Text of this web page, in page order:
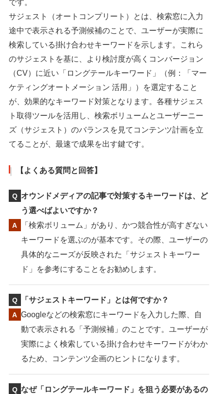
です。
サジェスト（オートコンプリート）とは、検索窓に入力
途中で表示される予測候補のことで、ユーザーが実際に
検索している掛け合わせキーワードを示します。これら
のサジェストを基に、より検討度が高くコンバージョン
（CV）に近い「ロングテールキーワード」（例：「マー
ケティングオートメーション 活用」）を選定すること
が、効果的なキーワード対策となります。各種サジェス
ト取得ツールを活用し、検索ボリュームとユーザーニー
ズ（サジェスト）のバランスを見てコンテンツ計画を立
てることが、最速で成果を出す鍵です。
【よくある質問と回答】
オウンドメディアの記事で対策するキーワードは、ど
う選べばよいですか？
「検索ボリューム」があり、かつ競合性が高すぎない
キーワードを選ぶのが基本です。その際、ユーザーの
具体的なニーズが反映された「サジェストキーワー
ド」を参考にすることをお勧めします。
「サジェストキーワード」とは何ですか？
Googleなどの検索窓にキーワードを入力した際、自
動で表示される「予測候補」のことです。ユーザーが
実際によく検索している掛け合わせキーワードがわか
るため、コンテンツ企画のヒントになります。
なぜ「ロングテールキーワード」を狙う必要があるの